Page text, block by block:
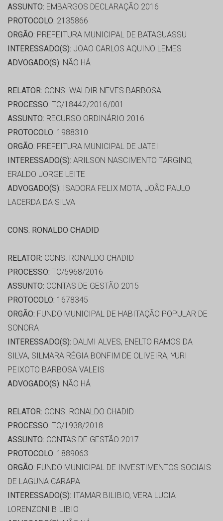
ASSUNTO: EMBARGOS DECLARAÇÃO 2016
PROTOCOLO: 2135866
ORGÃO: PREFEITURA MUNICIPAL DE BATAGUASSU
INTERESSADO(S): JOAO CARLOS AQUINO LEMES
ADVOGADO(S): NÃO HÁ
RELATOR: CONS. WALDIR NEVES BARBOSA
PROCESSO: TC/18442/2016/001
ASSUNTO: RECURSO ORDINÁRIO 2016
PROTOCOLO: 1988310
ORGÃO: PREFEITURA MUNICIPAL DE JATEI
INTERESSADO(S): ARILSON NASCIMENTO TARGINO,
ERALDO JORGE LEITE
ADVOGADO(S): ISADORA FELIX MOTA, JOÃO PAULO
LACERDA DA SILVA
CONS. RONALDO CHADID
RELATOR: CONS. RONALDO CHADID
PROCESSO: TC/5968/2016
ASSUNTO: CONTAS DE GESTÃO 2015
PROTOCOLO: 1678345
ORGÃO: FUNDO MUNICIPAL DE HABITAÇÃO POPULAR DE
SONORA
INTERESSADO(S): DALMI ALVES, ENELTO RAMOS DA
SILVA, SILMARA RÉGIA BONFIM DE OLIVEIRA, YURI
PEIXOTO BARBOSA VALEIS
ADVOGADO(S): NÃO HÁ
RELATOR: CONS. RONALDO CHADID
PROCESSO: TC/1938/2018
ASSUNTO: CONTAS DE GESTÃO 2017
PROTOCOLO: 1889063
ORGÃO: FUNDO MUNICIPAL DE INVESTIMENTOS SOCIAIS
DE LAGUNA CARAPA
INTERESSADO(S): ITAMAR BILIBIO, VERA LUCIA
LORENZONI BILIBIO